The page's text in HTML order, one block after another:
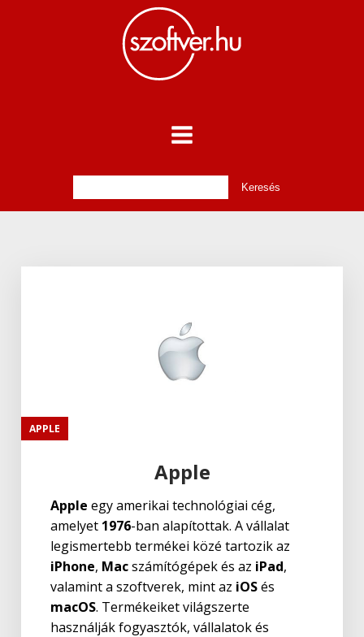
APPLE
Apple
Apple egy amerikai technológiai cég,
amelyet 1976-ban alapítottak. A vállalat
legismertebb termékei közé tartozik az
iPhone, Macszámítógépek és az iPad,
valamint a szoftverek, mint az iOSés
macOS. Termékeiket világszerte
használják fogyasztók, vállalatok és